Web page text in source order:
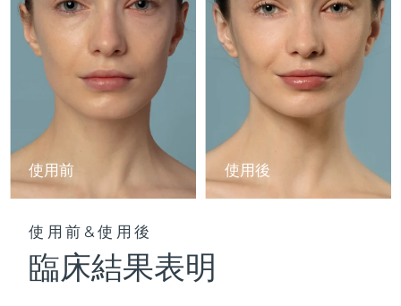
使用前 使用後
使用前&使用後
臨床結果表明
全部購買
FOREO APP
關於我們
日本 8/12/26
澤西島 預計送達日期8/14/26
哈薩克 預計送達日期
科威特 預計送達日期 8/9/26